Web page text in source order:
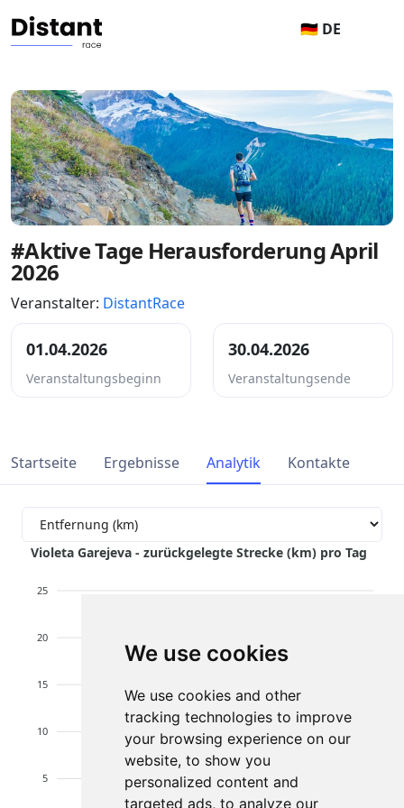
We use cookies
We use cookies and other
tracking technologies to improve
your browsing experience on our
website, to show you
personalized content and
targeted ads, to analyze our
🇩🇪 DE
#Aktive Tage Herausforderung April
2026
Veranstalter: DistantRace
01.04.2026
Veranstaltungsbeginn
30.04.2026
Veranstaltungsende
Startseite Ergebnisse Analytik Kontakte
Violeta Garejeva - zurückgelegte Strecke (km) pro Tag
25
20
15
10
5